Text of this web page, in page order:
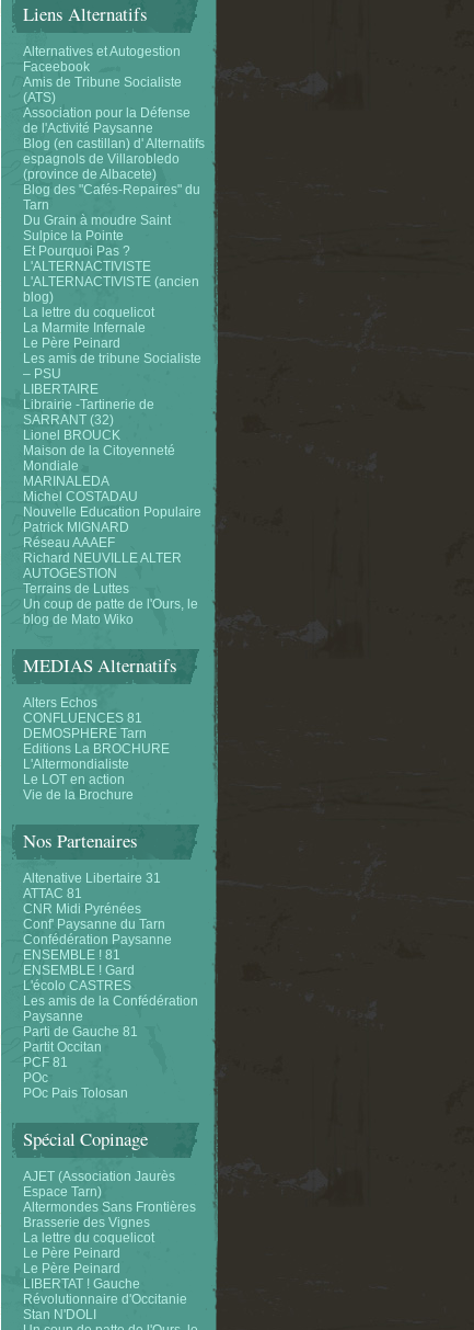
Liens Alternatifs
Alternatives et Autogestion
Faceebook
Amis de Tribune Socialiste
(ATS)
Association pour la Défense
de l'Activité Paysanne
Blog (en castillan) d' Alternatifs
espagnols de Villarobledo
(province de Albacete)
Blog des "Cafés-Repaires" du
Tarn
Du Grain à moudre Saint
Sulpice la Pointe
Et Pourquoi Pas ?
L'ALTERNACTIVISTE
L'ALTERNACTIVISTE (ancien
blog)
La lettre du coquelicot
La Marmite Infernale
Le Père Peinard
Les amis de tribune Socialiste
– PSU
LIBERTAIRE
Librairie -Tartinerie de
SARRANT (32)
Lionel BROUCK
Maison de la Citoyenneté
Mondiale
MARINALEDA
Michel COSTADAU
Nouvelle Education Populaire
Patrick MIGNARD
Réseau AAAEF
Richard NEUVILLE ALTER
AUTOGESTION
Terrains de Luttes
Un coup de patte de l'Ours, le
blog de Mato Wiko
MEDIAS Alternatifs
Alters Echos
CONFLUENCES 81
DEMOSPHERE Tarn
Editions La BROCHURE
L'Altermondialiste
Le LOT en action
Vie de la Brochure
Nos Partenaires
Altenative Libertaire 31
ATTAC 81
CNR Midi Pyrénées
Conf' Paysanne du Tarn
Confédération Paysanne
ENSEMBLE ! 81
ENSEMBLE ! Gard
L'écolo CASTRES
Les amis de la Confédération
Paysanne
Parti de Gauche 81
Partit Occitan
PCF 81
POc
POc Pais Tolosan
Spécial Copinage
AJET (Association Jaurès
Espace Tarn)
Altermondes Sans Frontières
Brasserie des Vignes
La lettre du coquelicot
Le Père Peinard
Le Père Peinard
LIBERTAT ! Gauche
Révolutionnaire d'Occitanie
Stan N'DOLI